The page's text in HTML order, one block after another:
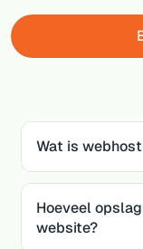
Wat is
Hoeveel
website?